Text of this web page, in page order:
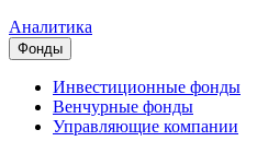
Аналитика
Фонды
Инвестиционные фонды
Венчурные фонды
Управляющие компании